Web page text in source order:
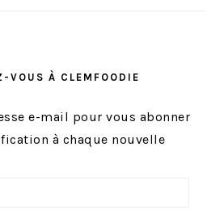
VOUS À CLEMFOODIE
e-mail pour vous abonner
à chaque nouvelle